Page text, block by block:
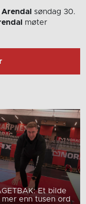
søndag 30.
møter
Et bilde
mer enn tusen ord